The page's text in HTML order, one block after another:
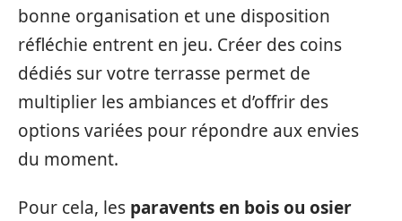
bonne organisation et une disposition
réfléchie entrent en jeu. Créer des coins
dédiés sur votre terrasse permet de
multiplier les ambiances et d’offrir des
options variées pour répondre aux envies
du moment.
Pour cela, les paravents en bois ou osier